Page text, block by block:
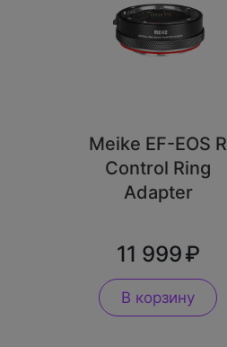
Meike EF-EOS R
Control Ring
Adapter
11 999
В корзину